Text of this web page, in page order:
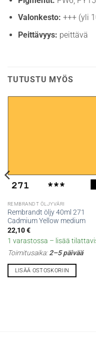
Valonkesto: +++ (yli
Peittävyys: peittävä
TUTUSTU MYÖS
REMBRANDT ÖLJYVÄRI
Rembrandt öljy 40ml 271
Cadmium Yellow medium
22,10€
1 varastossa – lisää
Toimitusaika:2–5 päivää
LISÄÄ OSTOSKORIIN